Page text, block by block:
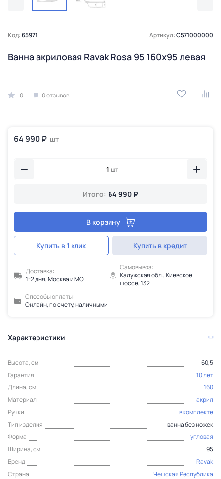
Код:65971 Артикул:C571000000
Ванна акриловая Ravak Rosa 95 160x95 левая
0 0 отзывов
64 990 ₽ шт
шт
Итого: 64 990 ₽
В корзину
Купить в 1 клик Купить в кредит
Доставка:
1-2 дня, Москва и МО
Самовывоз:
Калужская обл., Киевское
шоссе, 132
Способы оплаты:
Онлайн, по счету, наличными
Характеристики
Высота, см
60,5
Гарантия
10 лет
Длина, см
160
Материал
акрил
Ручки
в комплекте
Тип изделия
ванна без ножек
Форма
угловая
Ширина, см
95
Бренд
Ravak
Страна
Чешская Республика